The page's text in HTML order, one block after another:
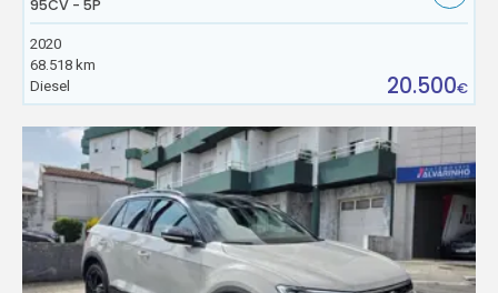
95CV - 5P
2020
68.518 km
Diesel
20.500€